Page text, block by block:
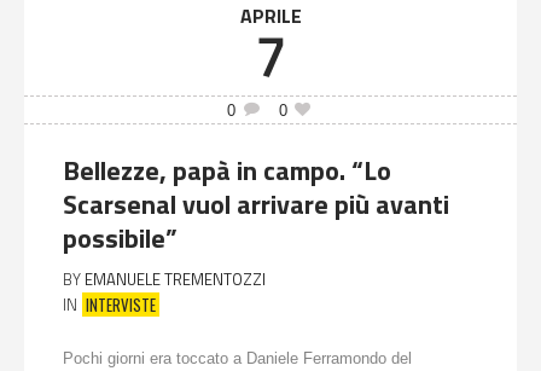
APRILE
7
0 0
Bellezze, papà in campo. “Lo
Scarsenal vuol arrivare più avanti
possibile”
BY EMANUELE TREMENTOZZI
IN INTERVISTE
Pochi giorni era toccato a Daniele Ferramondo del